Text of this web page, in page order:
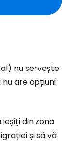
nu servește
are opțiuni
din zona
și să vă